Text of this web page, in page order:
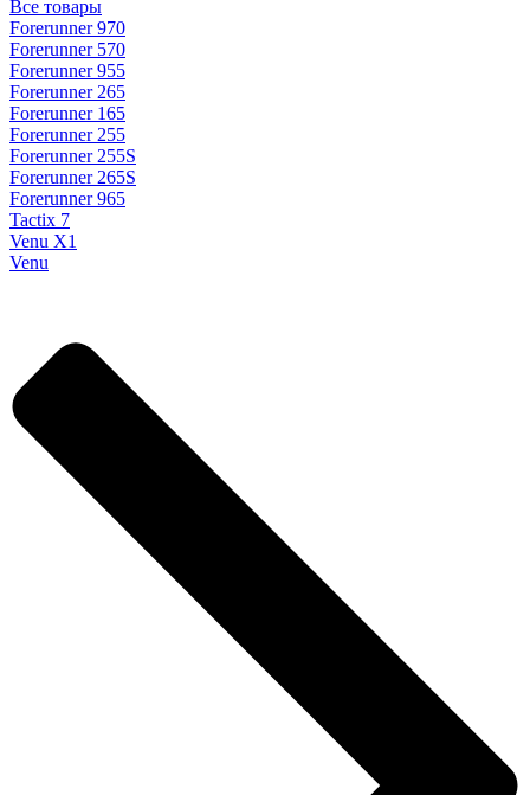
Все товары
Forerunner 970
Forerunner 570
Forerunner 955
Forerunner 265
Forerunner 165
Forerunner 255
Forerunner 255S
Forerunner 265S
Forerunner 965
Tactix 7
Venu X1
Venu